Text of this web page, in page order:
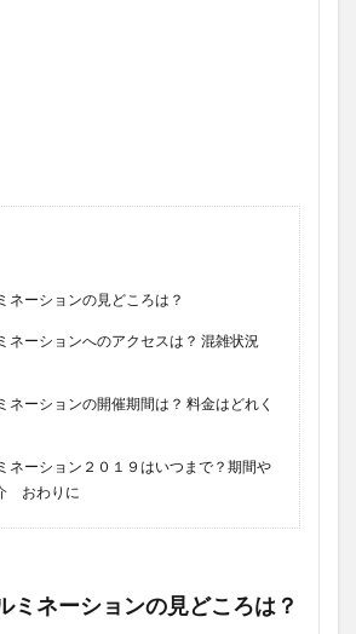
ネーションの見どころは？
ネーションへのアクセスは？ 混雑状況
ネーションの開催期間は？ 料金はどれく
ネーション２０１９はいつまで？期間や
おわりに
ミネーションの見どころは？